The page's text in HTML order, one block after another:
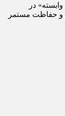
در
کاوش و حفاظت مستمر